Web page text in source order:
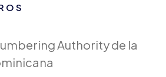
Authority de la